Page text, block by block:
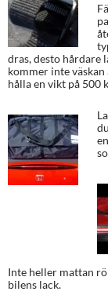
dras, desto hårdare
kommer inte
hålla en vikt på 500
Inte heller mattan
bilens lack.